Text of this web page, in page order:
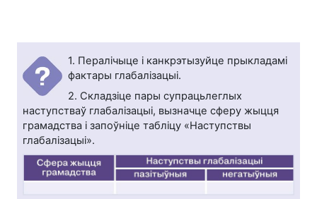
1. Пералічыце і канкрэтызуйце прыкладамі
фактары глабалізацыі.
2. Складзіце пары супрацьлеглых
наступстваў глабалізацыі, вызначце сферу жыцця
грамадства і запоўніце табліцу «Наступствы
глабалізацыі».